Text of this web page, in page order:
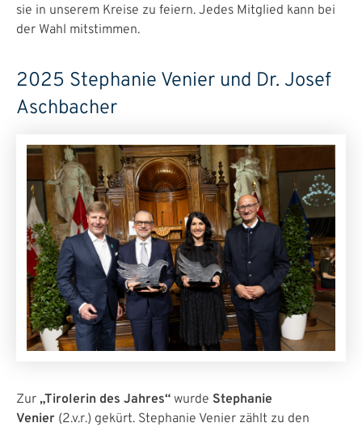
sie in unserem Kreise zu feiern. Jedes Mitglied kann bei
der Wahl mitstimmen.
2025 Stephanie Venier und Dr. Josef
Aschbacher
Zur „Tirolerin des Jahres“ wurde Stephanie
Venier (2.v.r.) gekürt. Stephanie Venier zählt zu den